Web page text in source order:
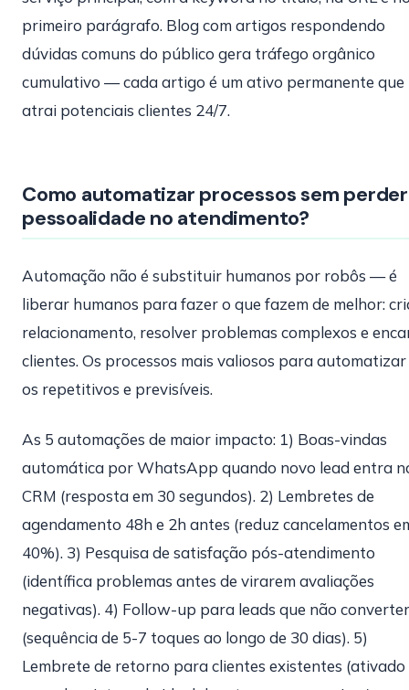
primeiro parágrafo. Blog com artigos respondendo
dúvidas comuns do público gera tráfego orgânico
cumulativo — cada artigo é um ativo permanente que
atrai potenciais clientes 24/7.
Como automatizar processos sem
pessoalidade no atendimento?
Automação não é substituir humanos por robôs — é
liberar humanos para fazer o que fazem de melhor:
relacionamento, resolver problemas complexos e
clientes. Os processos mais valiosos para
os repetitivos e previsíveis.
As 5 automações de maior impacto: 1) Boas-vindas
automática por WhatsApp quando novo lead entra
CRM (resposta em 30 segundos). 2) Lembretes de
agendamento 48h e 2h antes (reduz cancelamentos
40%). 3) Pesquisa de satisfação pós-atendimento
(identífica problemas antes de virarem avaliações
negativas). 4) Follow-up para leads que não
(sequência de 5-7 toques ao longo de 30 dias). 5)
Lembrete de retorno para clientes existentes (ativado